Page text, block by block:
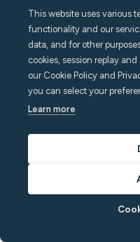
Sensor de vazamento de
Kit de montagem com fio
Gateway celular
Tarefas
Mensagens
App para convidados
Características
Detecção de multidão
Detecção de tabaco
This website uses various
functionality and our
data, and for other
cookies, session replay
our Cookie Policy and
you can select your
Learn more